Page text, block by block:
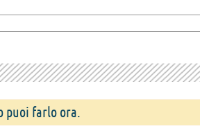
puoi farlo ora.